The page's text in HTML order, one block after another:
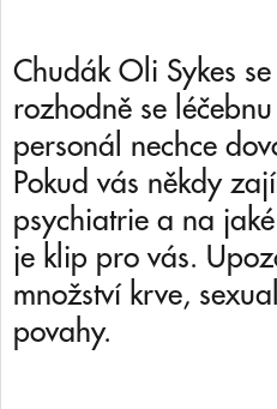
Chudák Oli Sykes
rozhodně se
personál nechce
Pokud vás někdy
psychiatrie a na
je klip pro vás.
množství krve,
povahy.